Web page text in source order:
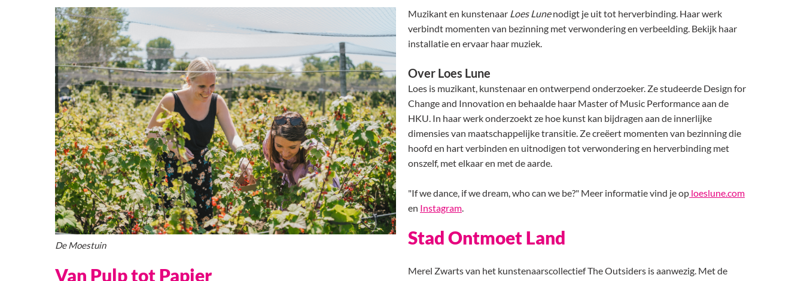
De Moestuin
Van Pulp tot Papier
Muzikant en kunstenaar Loes Lunenodigt je uit tot herverbinding. Haar werk
verbindt momenten van bezinning met verwondering en verbeelding. Bekijk haar
installatie en ervaar haar muziek.
Over Loes Lune
Loes is muzikant, kunstenaar en ontwerpend onderzoeker. Ze studeerde Design for
Change and Innovation en behaalde haar Master of Music Performance aan de
HKU. In haar werk onderzoekt ze hoe kunst kan bijdragen aan de innerlijke
dimensies van maatschappelijke transitie. Ze creëert momenten van bezinning die
hoofd en hart verbinden en uitnodigen tot verwondering en herverbinding met
onszelf, met elkaar en met de aarde.
"If we dance, if we dream, who can we be?" Meer informatie vind je op loeslune.com
en Instagram.
Stad Ontmoet Land
Merel Zwarts van het kunstenaarscollectief The Outsiders is aanwezig. Met de